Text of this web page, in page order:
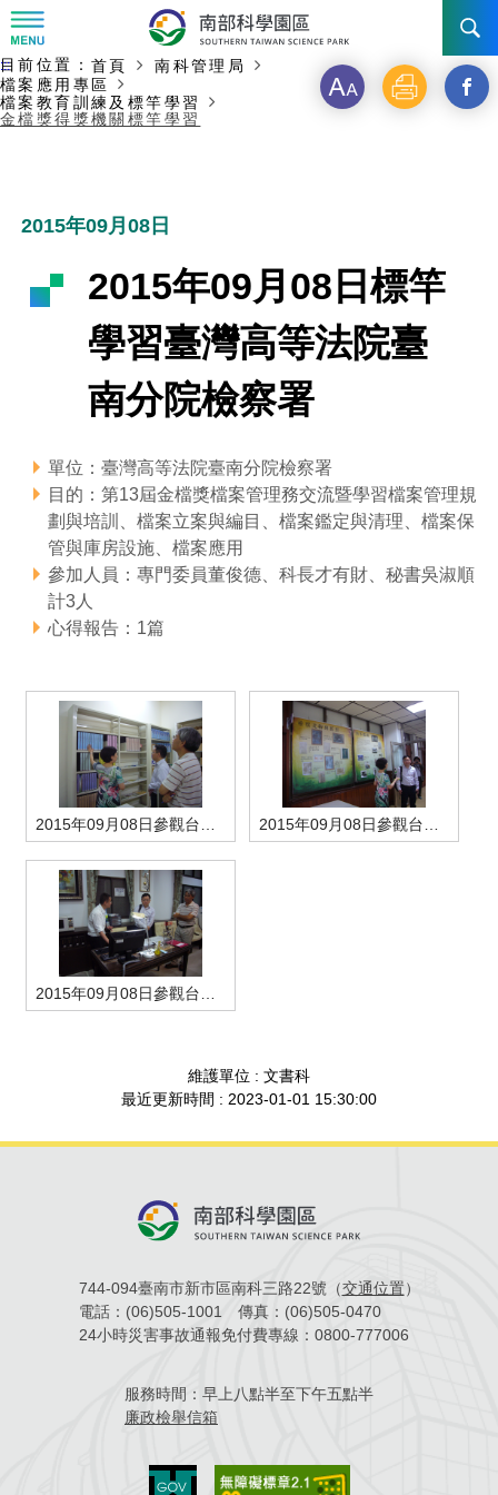
訊息公告
徵才公告
招標資訊
園區電子看板專區
局長電子信箱
機關組織
組織法
組織架構
組織職掌
管理局位置
施政主軸
年度工作展望
國家科學及技術委員會重大政策
廉政園地
工作職掌與聯絡管道
廉政反貪、防貪專區
廉政資訊
公職人員及關係人補助交易身分關係公開專區
機關採購廉政平臺
獲獎記錄
檔案應用專區
檔案應用服務須知
檔案應用及宣導活動
檔案教育訓練及標竿學習
檔案管理局相關連結
WebMail(新)
競爭優勢
土地規劃
水電供應
園區土地廠房宿舍出租資訊
園區資源再生中心
污水處理廠
高雄園區
競爭優勢
土地規劃
水電供應
園區土地廠房宿舍出租資訊
污水處理廠
橋頭園區
簡介
競爭優勢
土地規劃
水電供應
園區土地廠房宿舍出租資訊
污水處理廠
新設園區
交通資訊
機構及廠商名錄
廠商名錄
園區公會資訊
研究機構
育成中心
文化藝術
考古遺址
南科新港堂
生活服務
園區宿舍簡介
自行車道網
南科實中
人文景觀地圖
創新創業
南科AI_ROBOT自造基地
南科創業工坊
永續園區
企業社會責任
永續LOHAS綠色園區
生態資產
「沙崙生態科學園區生態保育協作平台」公開資訊
網站
申辦案件處理時限
投資業務
工商業務
工安管理
環保管理
勞資管理
建築管理
營建管理
電子公文交換
園區事業管理費
土地及廠房租賃
宿舍租金費用
廢棄物清除處理費
科學園區廠商服務網
園區課程及獎補助計畫
園區培訓課程
新興科技應用計畫
敦親睦鄰經費補助
園區參訪申請
園區廠商採購資訊
主要內容開始
:::
目前位置： 首頁
南科管理局
檔案應用專區
檔案教育訓練及標竿學習
金檔獎得獎機關標竿學習
字 列 另
到
2015年09月08日
2015年09月08日標竿
學習臺灣高等法院臺
南分院檢察署
單位：臺灣高等法院臺南分院檢察署
目的：第13屆金檔獎檔案管理務交流暨學習檔案管理規
劃與培訓、檔案立案與編目、檔案鑑定與清理、檔案保
管與庫房設施、檔案應用
參加人員：專門委員董俊德、科長才有財、秘書吳淑順
計3人
心得報告：1篇
2015年09月08日參觀台南檢察署檔案應用處所
維護單位 : 文書科
最近更新時間 : 2023-01-01 15:30:00
744-094臺南市新市區南科三路22號（交通位置）
電話： (06)505-1001 傳真： (06)505-0470
24小時災害事故通報免付費專線： 0800-777006
服務時間： 早上八點半至下午五點半
廉政檢舉信箱